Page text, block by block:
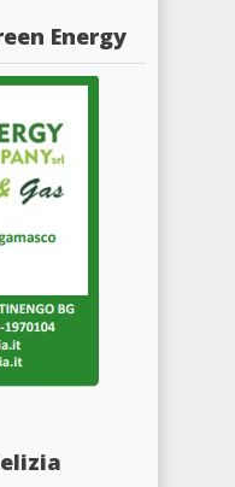
Energy